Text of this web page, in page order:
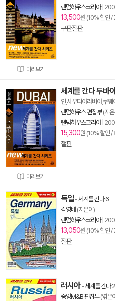
미리보기
랜덤하우스코리아|
13,500원 (10% 할인
구판절판
미리보기
세계를 간다 두바이
인,사우디아라비아,쿠웨
랜덤하우스 편집부(지
랜덤하우스코리아|
15,300원 (10% 할인
절판
독일 -세계를 간다 6
김영배 (지은이)
랜덤하우스코리아|
13,050원 (10% 할인
절판
러시아-세계를 간다
중앙M&B 편집부(엮은